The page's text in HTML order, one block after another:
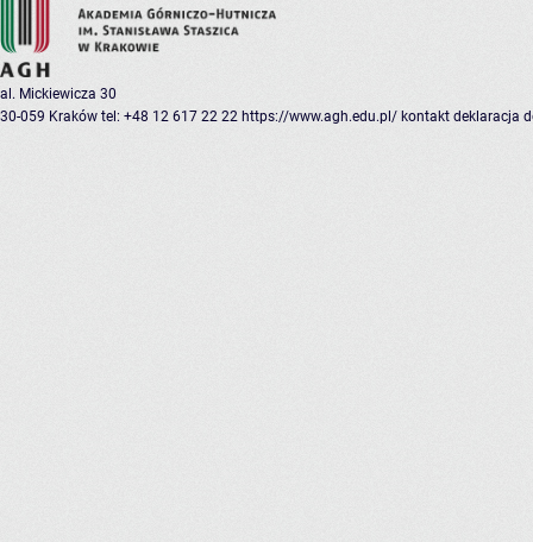
al. Mickiewicza 30
30-059 Kraków tel: +48 12 617 22 22 https://www.agh.edu.pl/ kontakt deklaracja